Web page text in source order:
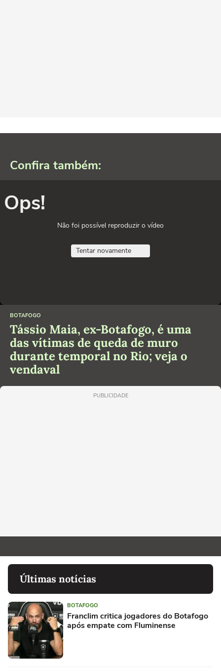
Confira também:
Ops!
Não foi possível reproduzir o vídeo
Tentar novamente
BOTAFOGO
Tássio Maia, ex-Botafogo, é uma
das vítimas de queda de muro
durante temporal no Rio; veja o
vendaval
PUBLICIDADE
Últimas notícias
BOTAFOGO
Franclim critica jogadores do Botafogo
após empate com Fluminense